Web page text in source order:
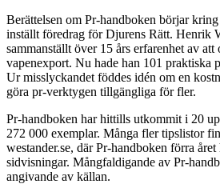
Berättelsen om Pr-handboken börjar
inställt föredrag för Djurens Rätt. Henrik
sammanställt över 15 års erfarenhet av
vapenexport. Nu hade han 101 praktiska
Ur misslyckandet föddes idén om en
göra pr-verktygen tillgängliga för fler.
Pr-handboken har hittills utkommit i 20
272 000 exemplar. Många fler tipslistor
westander.se, där Pr-handboken förra
sidvisningar. Mångfaldigande av Pr-
angivande av källan.